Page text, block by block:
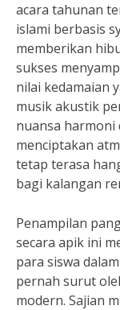
acara tahunan
islami berbasis
memberikan
sukses
nilai kedamaian
musik akustik
nuansa
menciptakan
tetap terasa
bagi kalangan
Penampilan
secara apik ini
para siswa
pernah surut
modern. Sajian